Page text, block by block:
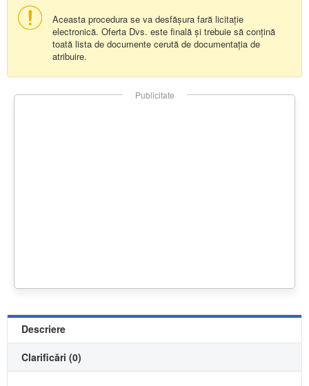
Aceasta procedura se va desfășura fară licitație
electronică. Oferta Dvs. este finală și trebuie să conțină
toată lista de documente cerută de documentația de
atribuire.
Publicitate
Descriere
Clarificări (0)